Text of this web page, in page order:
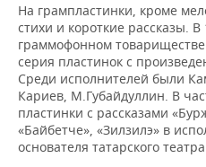
На грампластинки, кроме
стихи и короткие рассказы.
граммофонном
серия пластинок с
Среди исполнителей были
Кариев, М.Губайдуллин. В
пластинки с рассказами
«Байбетче», «Зилзилэ» в
основателя татарского